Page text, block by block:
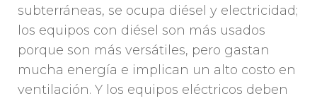
subterráneas, se ocupa diésel y electricidad;
los equipos con diésel son más usados
porque son más versátiles, pero gastan
mucha energía e implican un alto costo en
ventilación. Y los equipos eléctricos deben